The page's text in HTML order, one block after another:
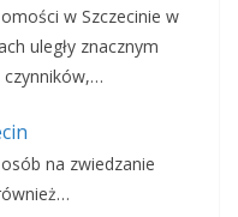
w Szczecinie w
uległy znacznym
na zwiedzanie